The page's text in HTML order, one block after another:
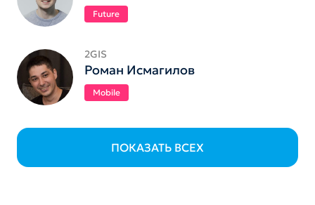
Future
2GIS
Роман Исмагилов
Mobile
ПОКАЗАТЬ ВСЕХ